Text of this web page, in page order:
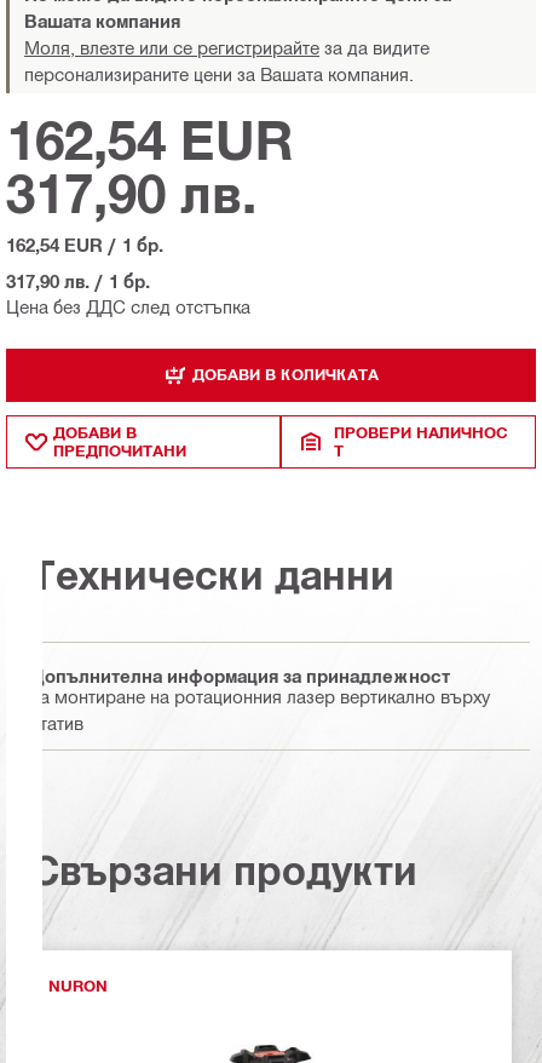
Вашата компания
Моля, влезте или се регистрирайте за да видите
персонализираните цени за Вашата компания.
Цена без ДДС след отстъпка
162,54 EUR
317,90 лв.
162,54 EUR / 1 бр.
317,90 лв. / 1 бр.
ДОБАВИ В КОЛИЧКАТА
ДОБАВИ В
ПРЕДПОЧИТАНИ
ПРОВЕРИ НАЛИЧНОС
Т
Технически данни
Допълнителна информация за принадлежност
За монтиране на ротационния лазер вертикално върху
статив
Свързани продукти
NURON